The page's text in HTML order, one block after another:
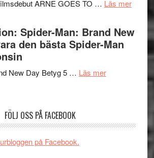
–
om
människans
imponerande
ARNE GOES TO … Läs merom
ARNE
i
Spider-Man: Brand New
den bästa Spider-Man
New Day Betyg 5 … Läs merom
Filmrecension:
FÖLJ OSS PÅ FACEBOOK
på Facebook.